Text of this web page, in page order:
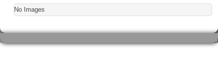
No Images